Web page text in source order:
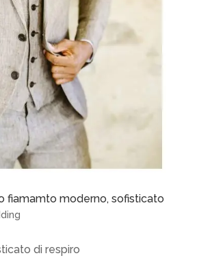
fiamamto moderno, sofisticato
di respiro